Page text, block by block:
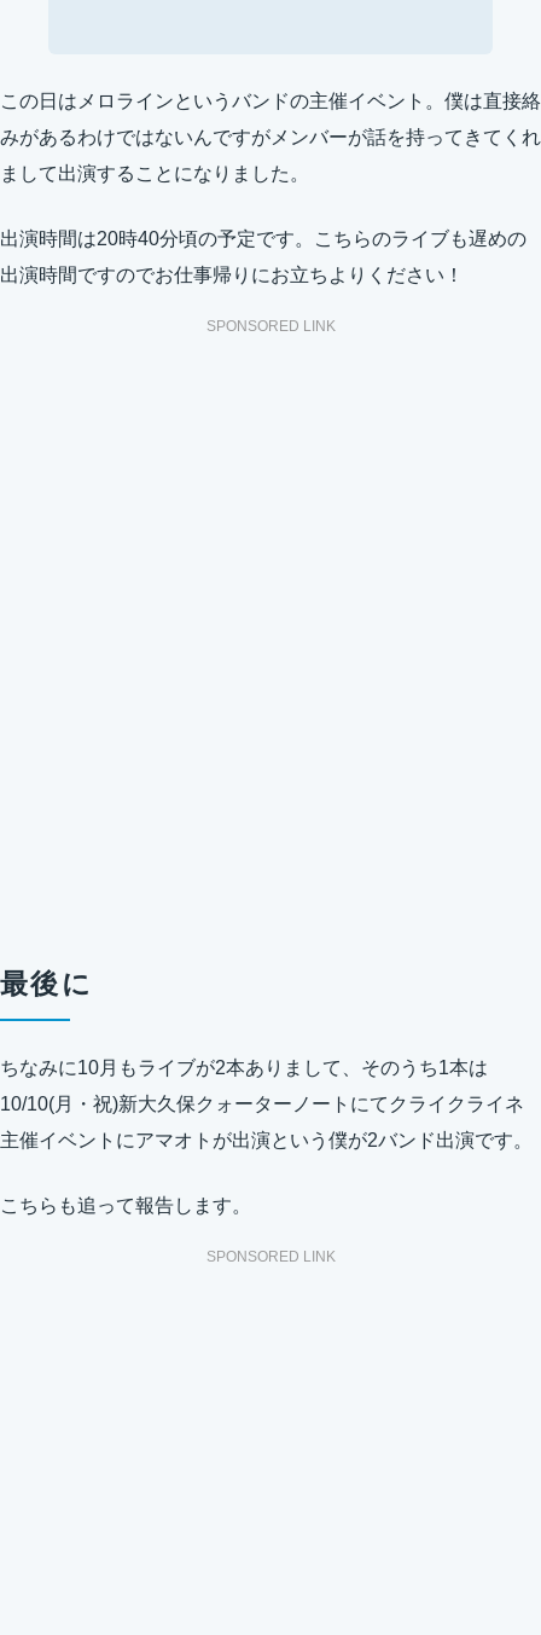
この日はメロラインというバンドの主催イベント。僕は直接絡
みがあるわけではないんですがメンバーが話を持ってきてくれ
まして出演することになりました。
出演時間は20時40分頃の予定です。こちらのライブも遅めの
出演時間ですのでお仕事帰りにお立ちよりください！
SPONSORED LINK
最後に
ちなみに10月もライブが2本ありまして、そのうち1本は
10/10(月・祝)新大久保クォーターノートにてクライクライネ
主催イベントにアマオトが出演という僕が2バンド出演です。
こちらも追って報告します。
SPONSORED LINK